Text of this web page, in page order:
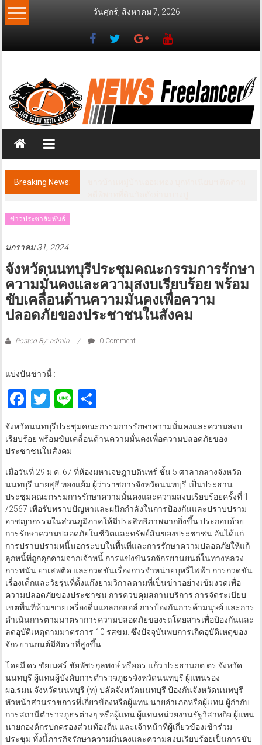
Skip
to
วันศุกร์, สิงหาคม 7, 2026
News
Freelancer
วส์
ฟรี
แลน
เซอร์
Breaking News:
ข่าวประชาสัมพันธ์
มกราคม 31, 2024
จังหวัดนนทบุรีประชุมคณะกรรมการรักษา
ความมั่นคงและความสงบเรียบร้อย พร้อม
ขับเคลื่อนด้านความมั่นคงเพื่อความ
ปลอดภัยของประชาชนในสังคม
Posted By: admin 0 Comment
แบ่งปันข่าวนี้ :
Facebook
Twitter
LineShare
จังหวัดนนทบุรีประชุมคณะกรรมการรักษาความมั่นคงและความสงบ
เรียบร้อย พร้อมขับเคลื่อนด้านความมั่นคงเพื่อความปลอดภัยของ
ประชาชนในสังคม
เมื่อวันที่ 29 ม.ค. 67 ที่ห้องมหาเจษฎาบดินทร์ ชั้น 5 ศาลากลางจังหวัด
นนทบุรี นายสุธี ทองแย้ม ผู้ว่าราชการจังหวัดนนทบุรี เป็นประธาน
ประชุมคณะกรรมการรักษาความมั่นคงและความสงบเรียบร้อยครั้งที่ 1
/2567 เพื่อรับทราบปัญหาและผนึกกำลังในการป้องกันและปราบปราม
อาชญากรรมในส่วนภูมิภาคให้มีประสิทธิภาพมากยิ่งขึ้น ประกอบด้วย
การรักษาความปลอดภัยในชีวิตและทรัพย์สินของประชาชน อันได้แก่
การปราบปรามหนี้นอกระบบในพื้นที่และการรักษาความปลอดภัยให้แก้
ลูกหนี้ที่ถูกคุกคามจากเจ้าหนี้ การแข่งขันรถจักรยานยนต์ในทางหลวง
การพนัน ยาเสพติด และกวดขันเรื่องการจำหน่ายบุหรี่ไฟฟ้า การกวดขัน
เรื่องเด็กและวัยรุ่นที่ตั้งแก๊งยามวิกาลตามที่เป็นข่าวอย่างเข้มงวดเพื่อ
ความปลอดภัยของประชาชน การควบคุมสถานบริการ การจัดระเบียบ
เขตพื้นที่ห้ามขายเครื่องดื่มแอลกอฮอล์ การป้องกันการค้ามนุษย์ และการ
ดำเนินการตามมาตราการความปลอดภัยของรถโดยสารเพื่อป้องกันและ
ลดอุบัติเหตุตามมาตรการ 10 รสขม. ซึ่งปัจจุบันพบการเกิดอุบัติเหตุของ
จักรยานยนต์มีอัตราที่สูงขึ้น
โดยมี ดร.ชัยเมศร์ ชัยพัชรกุลพงษ์ หรือดร.แก้ว ประธานกต.ตร.จังหวัด
นนทบุรี ผู้แทนผู้บังคับการตำรวจภูธรจังหวัดนนทบุรี ผู้แทนรอง
ผอ.รมน.จังหวัดนนทบุรี (ท) ปลัดจังหวัดนนทบุรี ป้องกันจังหวัดนนทบุรี
หัวหน้าส่วนราชการที่เกี่ยวข้องหรือผู้แทน นายอำเภอหรือผู้เเทน ผู้กำกับ
การสถานีตำรวจภูธรต่างๆ หรือผู้แทน ผู้แทนหน่วยงานรัฐวิสาหกิจ ผู้แทน
นายกองค์กรปกครองส่วนท้องถิ่น และเจ้าหน้าที่ผู้เกี่ยวข้องเข้าร่วม
ประชุม ทั้งนี้ภารกิจรักษาความมั่นคงและความสงบเรียบร้อยเป็นการขับ